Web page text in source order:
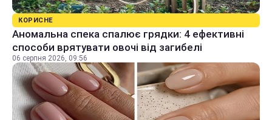
КОРИСНЕ
Аномальна спека спалює грядки: 4 ефективні
способи врятувати овочі від загибелі
06 серпня 2026, 09:56